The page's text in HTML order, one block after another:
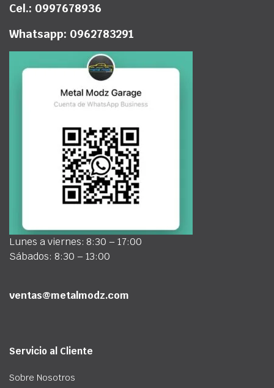
Cel.: 0997678936
Whatsapp: 0962783291
Lunes a viernes: 8:30 – 17:00
Sábados: 8:30 – 13:00
ventas@metalmodz.com
Servicio al Cliente
Sobre Nosotros